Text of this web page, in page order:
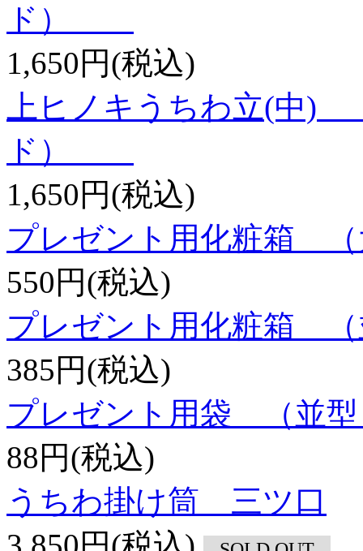
ド）
1,650円(税込)
上ヒノキうちわ立(中)
ド）
1,650円(税込)
プレゼント用化粧箱 （
550円(税込)
プレゼント用化粧箱 （
385円(税込)
プレゼント用袋 （並
88円(税込)
うちわ掛け筒 三ツ口